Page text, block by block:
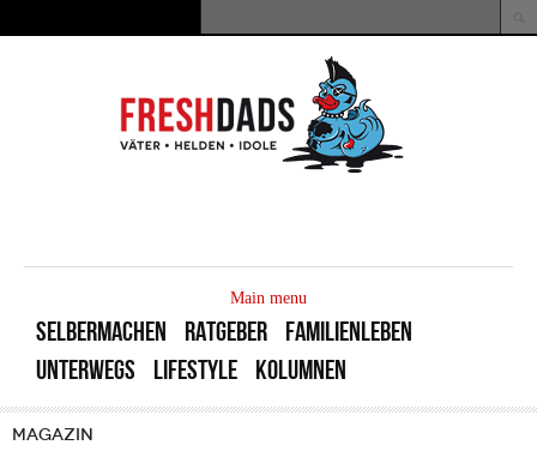
Suchformular
Main menu
SELBERMACHEN RATGEBER
FAMILIENLEBEN
UNTERWEGS
LIFESTYLE KOLUMNEN
MAGAZIN